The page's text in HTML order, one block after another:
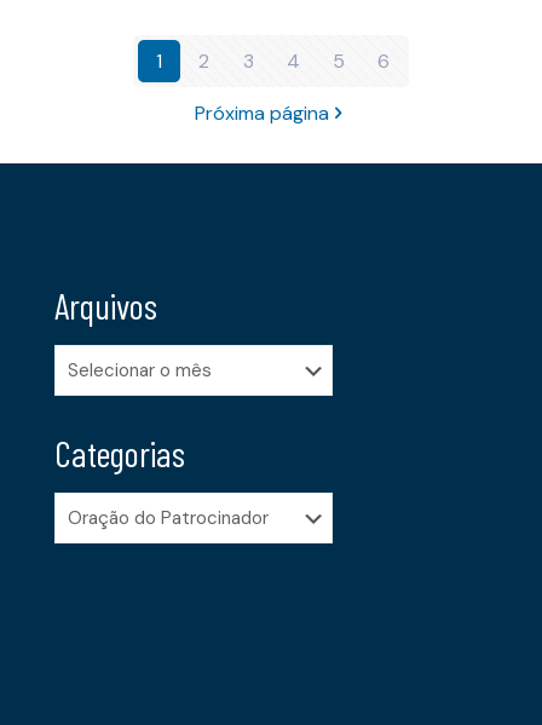
1 2 3 4 5 6
Próxima página
Arquivos
Arquivos
Categorias
Categorias